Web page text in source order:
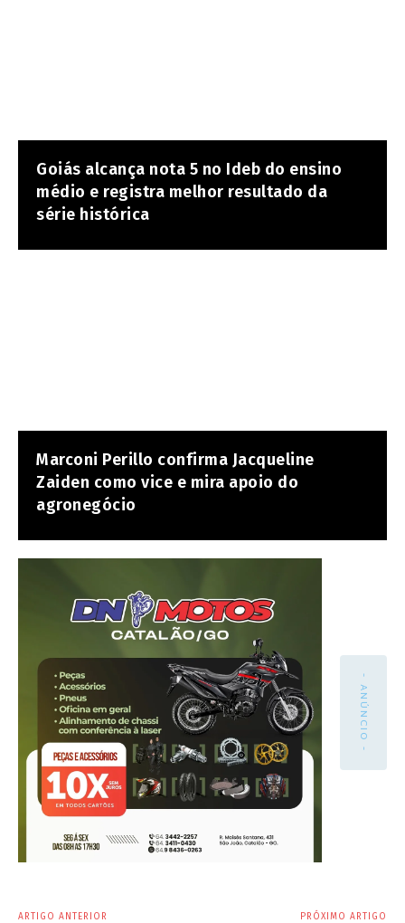
Goiás alcança nota 5 no Ideb do ensino
médio e registra melhor resultado da
série histórica
Marconi Perillo confirma Jacqueline
Zaiden como vice e mira apoio do
agronegócio
- ANÚNCIO -
ARTIGO ANTERIOR PRÓXIMO ARTIGO